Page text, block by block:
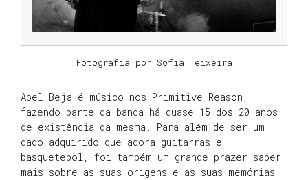
Fotografia por Sofia Teixeira
Abel Beja é músico nos Primitive Reason,
fazendo parte da banda há quase 15 dos 20 anos
de existência da mesma. Para além de ser um
dado adquirido que adora guitarras e
basquetebol, foi também um grande prazer saber
mais sobre as suas origens e as suas memórias